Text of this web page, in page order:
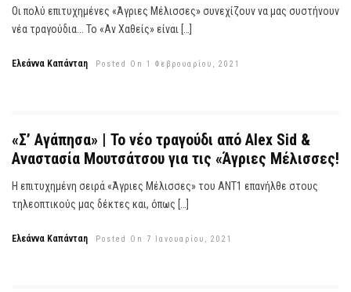
Οι πολύ επιτυχημένες «Άγριες Μέλισσες» συνεχίζουν να μας συστήνουν
νέα τραγούδια... Το «Αν Χαθείς» είναι […]
Ελεάννα Καπάνταη Posted On 1 Φεβρουαρίου, 2021
«Σ’ Αγάπησα» | Το νέο τραγούδι από Alex Sid &
Αναστασία Μουτσάτσου για τις «Άγριες Μέλισσες!
Η επιτυχημένη σειρά «Άγριες Μέλισσες» του ΑΝΤ1 επανήλθε στους
τηλεοπτικούς μας δέκτες και, όπως […]
Ελεάννα Καπάνταη Posted On 7 Ιανουαρίου, 2021